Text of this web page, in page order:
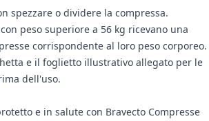
spezzare o dividere la compressa.
peso superiore a 56 kg ricevano una
corrispondente al loro peso corporeo.
e il foglietto illustrativo allegato per le
dell'uso.
e in salute con Bravecto Compresse